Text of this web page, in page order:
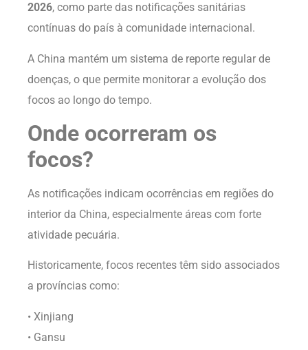
2026, como parte das notificações sanitárias
contínuas do país à comunidade internacional.
A China mantém um sistema de reporte regular de
doenças, o que permite monitorar a evolução dos
focos ao longo do tempo.
Onde ocorreram os
focos?
As notificações indicam ocorrências em regiões do
interior da China, especialmente áreas com forte
atividade pecuária.
Historicamente, focos recentes têm sido associados
a províncias como:
• Xinjiang
• Gansu